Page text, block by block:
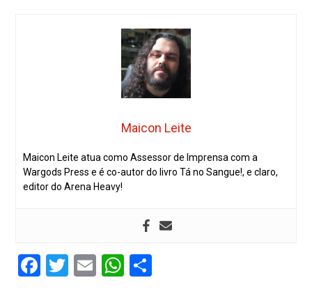
Maicon Leite
Maicon Leite atua como Assessor de Imprensa com a
Wargods Press e é co-autor do livro Tá no Sangue!, e claro,
editor do Arena Heavy!
Facebook
Twitter
EmailWhatsApp